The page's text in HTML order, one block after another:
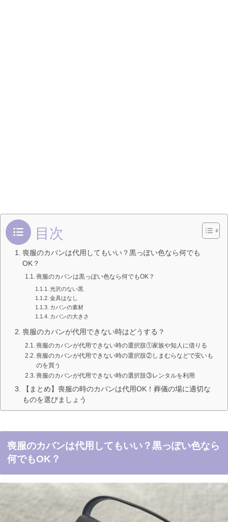
目次
喪服のカバンは代用してもいい？黒っぽい色なら何でも
OK？
喪服のカバンは黒っぽい色なら何でもOK？
光沢のない黒
金具はなし
カバンの素材
カバンの大きさ
喪服のカバンが代用できない時はどうする？
喪服のカバンが代用できない時の選択肢①家族や知人に借りる
喪服のカバンが代用できない時の選択肢②しまむらなどで安いも
のを買う
喪服のカバンが代用できない時の選択肢③レンタルを利用
【まとめ】喪服の時のカバンは代用OK！葬儀の場に適切な
ものを選びましょう
喪服のカバンは代用してもいい？黒っぽい色なら
何でもOK？